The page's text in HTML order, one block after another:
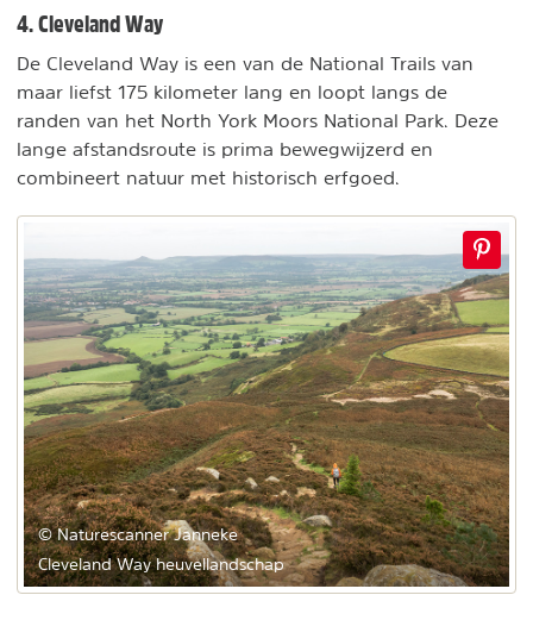
4. Cleveland Way
De Cleveland Way is een van de National Trails van
maar liefst 175 kilometer lang en loopt langs de
randen van het North York Moors National Park. Deze
lange afstandsroute is prima bewegwijzerd en
combineert natuur met historisch erfgoed.
© Naturescanner Janneke
Cleveland Way heuvellandschap